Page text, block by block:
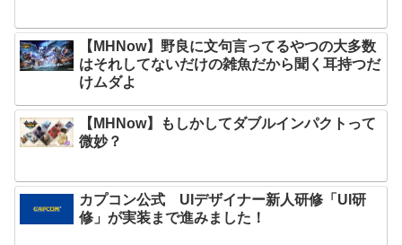
【MHNow】野良に文句言ってるやつの大多数
はそれしてないだけの雑魚だから聞く耳持つだ
けムダよ
【MHNow】もしかしてダブルインパクトって
微妙？
カプコン公式 UIデザイナー新人研修「UI研
修」が実装まで進みました！